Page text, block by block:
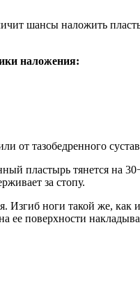
шансы наложить
наложения:
от тазобедренного
пластырь тянется на
за стопу.
Изгиб ноги такой же,
ее поверхности